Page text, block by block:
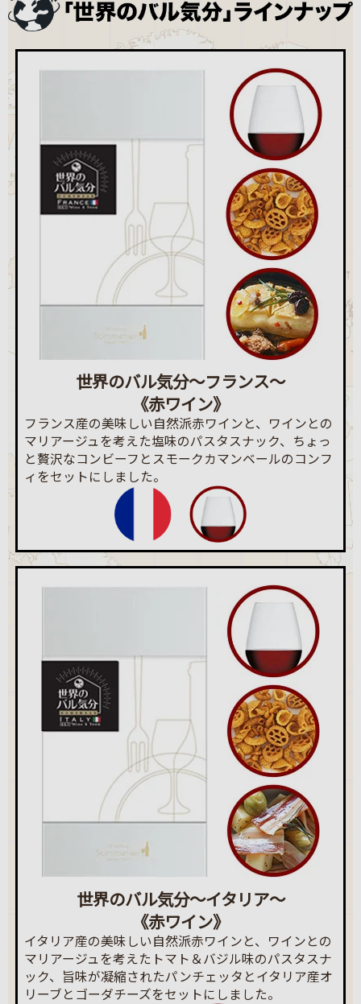
世界のバル気分～フランス～
《赤ワイン》
フランス産の美味しい自然派赤ワインと、ワインとの
マリアージュを考えた塩味のパスタスナック、ちょっ
と贅沢なコンビーフとスモークカマンベールのコンフ
ィをセットにしました。
世界のバル気分～イタリア～
《赤ワイン》
イタリア産の美味しい自然派赤ワインと、ワインとの
マリアージュを考えたトマト＆バジル味のパスタスナ
ック、旨味が凝縮されたパンチェッタとイタリア産オ
リーブとゴーダチーズをセットにしました。